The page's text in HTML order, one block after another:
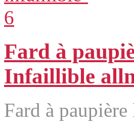
Fard à
Infaillible
Fard à